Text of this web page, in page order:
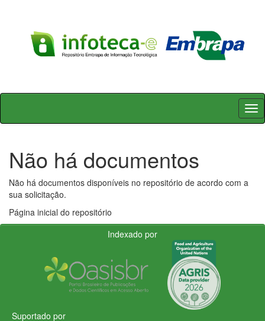
Skip
Não há documentos
Não há documentos disponíveis no repositório de acordo com a
sua solicitação.
Página inicial do repositório
Indexado por
Suportado por